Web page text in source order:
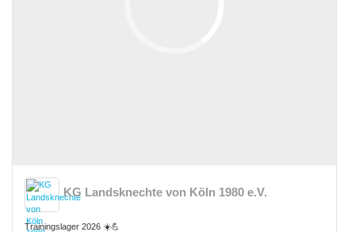
KG Landsknechte von Köln 1980 e.V.
Trainingslager 2026 ☀️💪